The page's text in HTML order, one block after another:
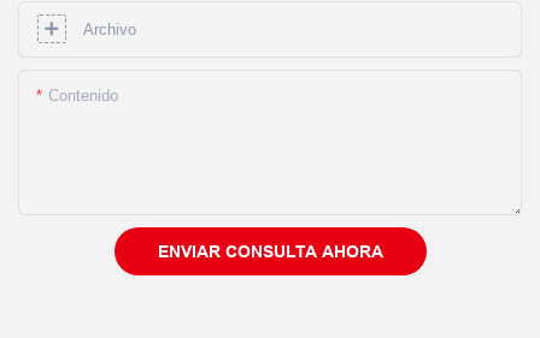
Archivo
Contenido
ENVIAR CONSULTA AHORA